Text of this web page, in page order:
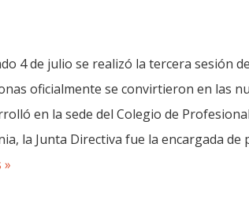
4 de julio se realizó la tercera sesión
oficialmente se convirtieron en las
en la sede del Colegio de
la Junta Directiva fue la encargada de
»